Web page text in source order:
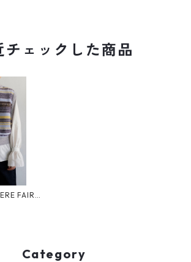
チェックした商品
FAIRS
MIX
Category